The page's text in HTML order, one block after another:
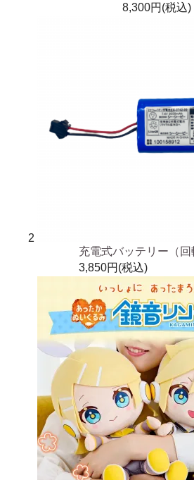
8,300円(税込)
2
充電式バッテリー（回
3,850円(税込)